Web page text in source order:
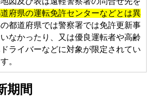
府県の運転免許センターなどとは異
都道府県では警察署では免許更新事
なかったり、又は優良運転者や高齢
ライバーなどに対象が限定されてい
。
期間